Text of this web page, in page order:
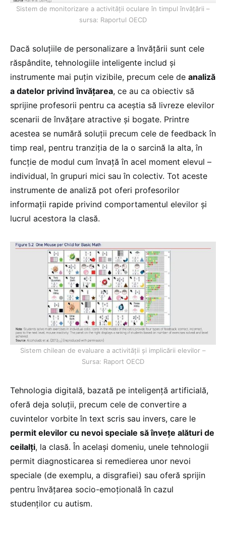
Sistem de monitorizare a activității oculare în timpul învățării –
sursa: Raportul OECD
Dacă soluțiile de personalizare a învățării sunt cele
răspândite, tehnologiile inteligente includ și
instrumente mai puțin vizibile, precum cele de analiză
a datelor privind învățarea, ce au ca obiectiv să
sprijine profesorii pentru ca aceștia să livreze elevilor
scenarii de învățare atractive și bogate. Printre
acestea se numără soluții precum cele de feedback în
timp real, pentru tranziția de la o sarcină la alta, în
funcție de modul cum învață în acel moment elevul –
individual, în grupuri mici sau în colectiv. Tot aceste
instrumente de analiză pot oferi profesorilor
informații rapide privind comportamentul elevilor și
lucrul acestora la clasă.
Sistem chilean de evaluare a activității și implicării elevilor –
Sursa: Raport OECD
Tehnologia digitală, bazată pe inteligență artificială,
oferă deja soluții, precum cele de convertire a
cuvintelor vorbite în text scris sau invers, care le
permit elevilor cu nevoi speciale să învețe alături de
ceilalți, la clasă. În același domeniu, unele tehnologii
permit diagnosticarea si remedierea unor nevoi
speciale (de exemplu, a disgrafiei) sau oferă sprijin
pentru învățarea socio-emoțională în cazul
studenților cu autism.